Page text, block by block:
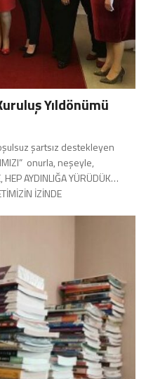
Yıldönümü
şartsız destekleyen
onurla, neşeyle,
AYDINLIĞA YÜRÜDÜK…
İZİNDE